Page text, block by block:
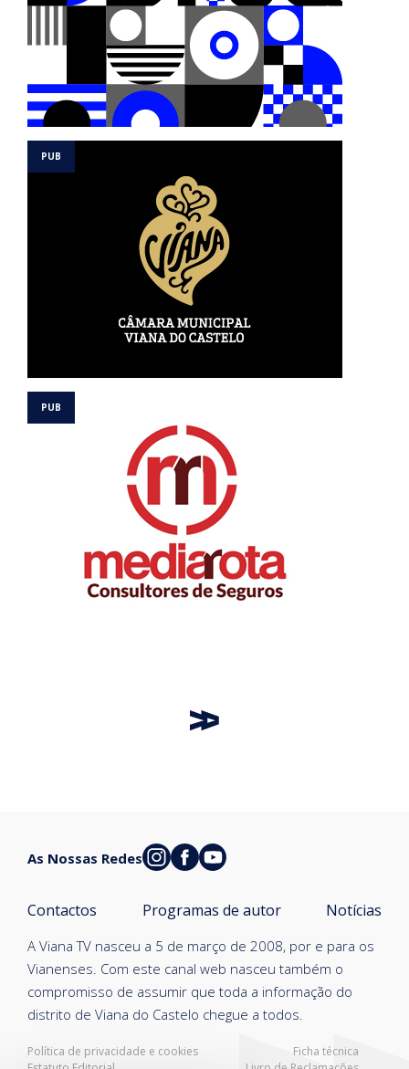
Política de privacidade e cookies
Ficha técnica
A Viana TV nasceu a 5 de março de 2008, por e para os
Vianenses. Com este canal web nasceu também o
compromisso de assumir que toda a informação do
distrito de Viana do Castelo chegue a todos.
Contactos Programas de autor Notícias
As Nossas Redes